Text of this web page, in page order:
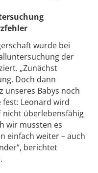
wurde bei
der
„Zunächst
Doch dann
unseres Babys noch
Leonard wird
überlebensfähig
wir mussten es
einfach weiter – auch
berichtet